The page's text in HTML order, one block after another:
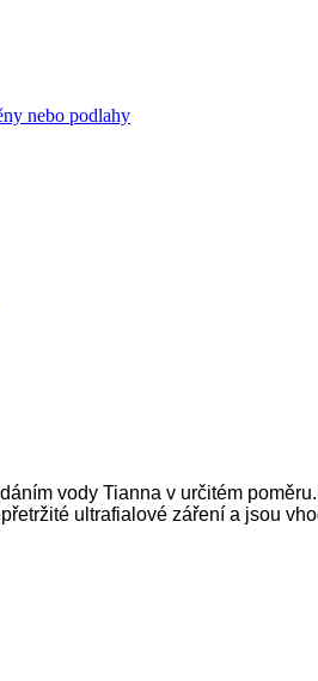
vody Tianna v určitém
ultrafialové záření a jsou